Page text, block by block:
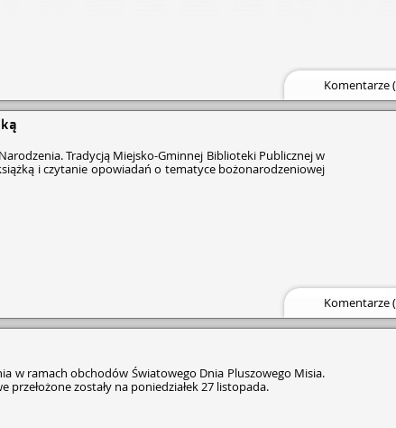
Komentarze
Tradycją Miejsko-Gminnej Biblioteki Publicznej w
i czytanie opowiadań o tematyce bożo­naro­dzen­iowe­j
Komentarze
w ramach obchodów Światowego Dnia Pluszowego Misia.
zostały na poniedziałek 27 listopada.